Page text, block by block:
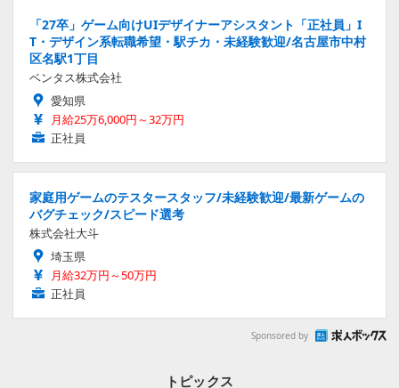
「27卒」ゲーム向けUIデザイナーアシスタント「正社員」I
T・デザイン系転職希望・駅チカ・未経験歓迎/名古屋市中村
区名駅1丁目
ベンタス株式会社
愛知県
月給25万6,000円～32万円
正社員
家庭用ゲームのテスタースタッフ/未経験歓迎/最新ゲームの
バグチェック/スピード選考
株式会社大斗
埼玉県
月給32万円～50万円
正社員
Sponsored by
トピックス